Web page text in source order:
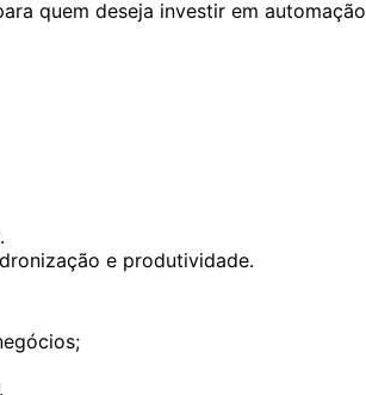
quem deseja investir em automação
e produtividade.